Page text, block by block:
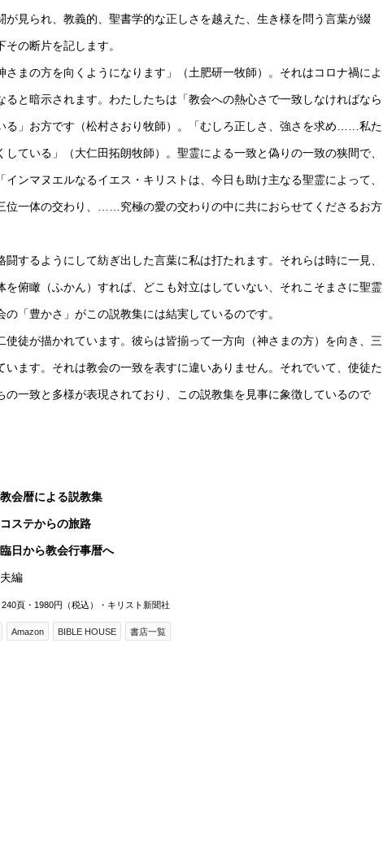
見られ、教義的、聖書学的な正しさを越えた、生き様を問う言葉が綴
の断片を記します。
まの方を向くようになります」（土肥研一牧師）。それはコロナ禍によ
と暗示されます。わたしたちは「教会への熱心さで一致しなければなら
」お方です（松村さおり牧師）。「むしろ正しさ、強さを求め……私た
ている」（大仁田拓朗牧師）。聖霊による一致と偽りの一致の狭間で、
ンマヌエルなるイエス・キリストは、今日も助け主なる聖霊によって、
一体の交わり、……究極の愛の交わりの中に共におらせてくださるお方
するようにして紡ぎ出した言葉に私は打たれます。それらは時に一見、
俯瞰（ふかん）すれば、どこも対立はしていない、それこそまさに聖霊
「豊かさ」がこの説教集には結実しているのです。
徒が描かれています。彼らは皆揃って一方向（神さまの方）を向き、三
ます。それは教会の一致を表すに違いありません。それでいて、使徒た
一致と多様が表現されており、この説教集を見事に象徴しているので
会暦による説教集
ステからの旅路
日から教会行事暦へ
編
240頁・1980円（税込）・キリスト新聞社
Amazon BIBLE HOUSE 書店一覧